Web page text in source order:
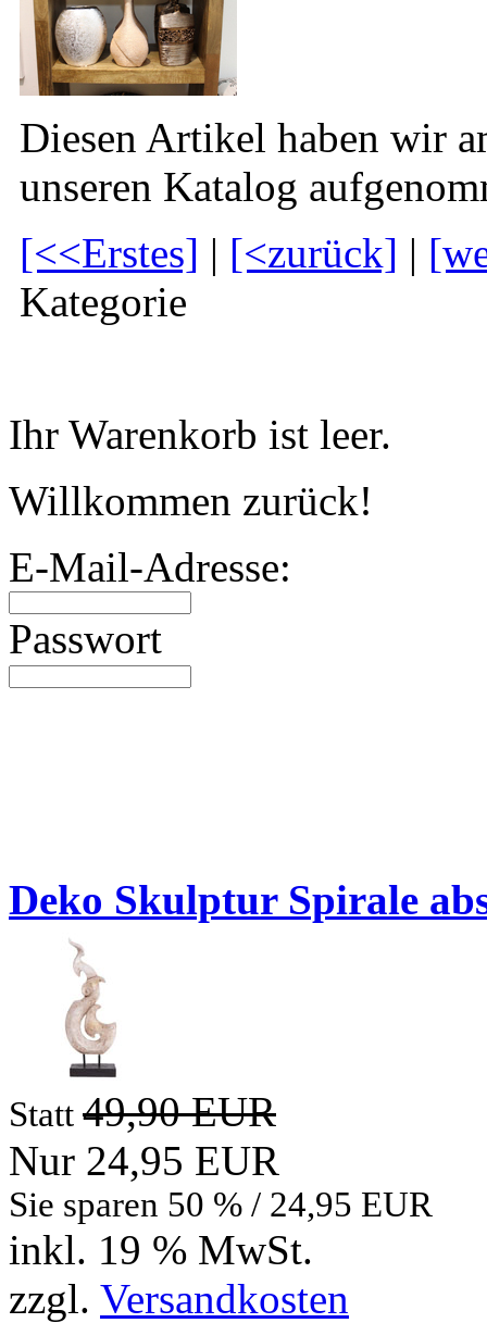
Diesen Artikel haben wir
unseren Katalog
[<<Erstes] | [<zurück] |
Kategorie
Ihr Warenkorb ist leer.
Willkommen zurück!
E-Mail-Adresse:
Passwort
Deko Skulptur Spirale
Statt 49,90 EUR
Nur 24,95 EUR
Sie sparen 50 % / 24,95 EUR
inkl. 19 % MwSt.
zzgl. Versandkosten